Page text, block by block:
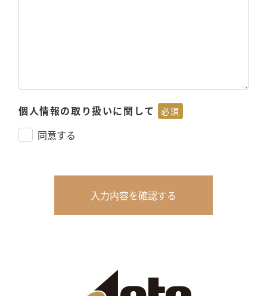
個人情報の取り扱いに関して 必須
同意する
入力内容を確認する